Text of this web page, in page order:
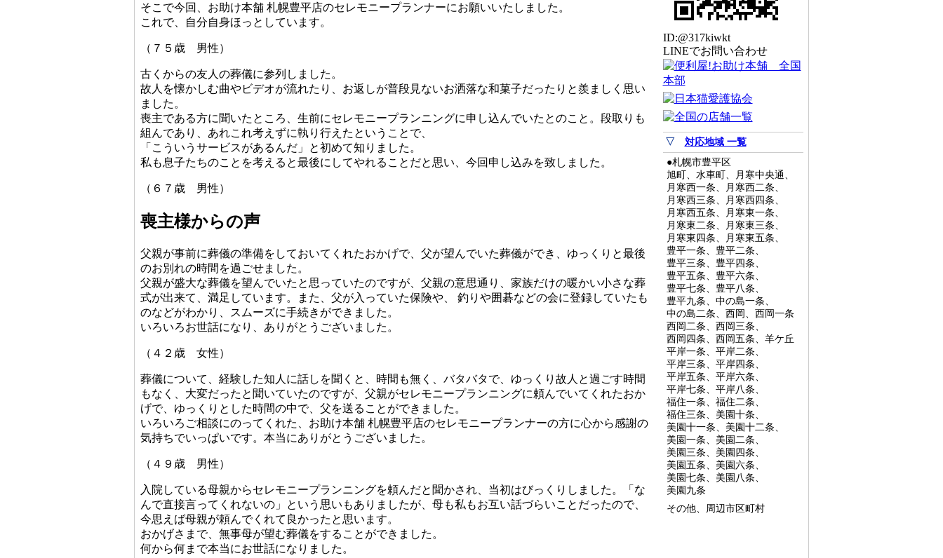
そこで今回、お助け本舗 札幌豊平店のセレモニープランナーにお願いいたしました。
これで、自分自身ほっとしています。
（７５歳 男性）
古くからの友人の葬儀に参列しました。
故人を懐かしむ曲やビデオが流れたり、お返しが普段見ないお洒落な和菓子だったりと羨ましく思い
ました。
喪主である方に聞いたところ、生前にセレモニープランニングに申し込んでいたとのこと。段取りも
組んであり、あれこれ考えずに執り行えたということで、
「こういうサービスがあるんだ」と初めて知りました。
私も息子たちのことを考えると最後にしてやれることだと思い、今回申し込みを致しました。
（６７歳 男性）
喪主様からの声
父親が事前に葬儀の準備をしておいてくれたおかげで、父が望んでいた葬儀ができ、ゆっくりと最後
のお別れの時間を過ごせました。
父親が盛大な葬儀を望んでいたと思っていたのですが、父親の意思通り、家族だけの暖かい小さな葬
式が出来て、満足しています。また、父が入っていた保険や、 釣りや囲碁などの会に登録していたも
のなどがわかり、スムーズに手続きができました。
いろいろお世話になり、ありがとうございました。
（４２歳 女性）
葬儀について、経験した知人に話しを聞くと、時間も無く、バタバタで、ゆっくり故人と過ごす時間
もなく、大変だったと聞いていたのですが、父親がセレモニープランニングに頼んでいてくれたおか
げで、ゆっくりとした時間の中で、父を送ることができました。
いろいろご相談にのってくれた、お助け本舗 札幌豊平店のセレモニープランナーの方に心から感謝の
気持ちでいっぱいです。本当にありがとうございました。
（４９歳 男性）
入院している母親からセレモニープランニングを頼んだと聞かされ、当初はびっくりしました。「な
んで直接言ってくれないの」という思いもありましたが、母も私もお互い話づらいことだったので、
今思えば母親が頼んでくれて良かったと思います。
おかげさまで、無事母が望む葬儀をすることができました。
何から何まで本当にお世話になりました。
ID:@317kiwkt
LINEでお問い合わせ
▽ 対応地域 一覧
●札幌市豊平区
旭町、水車町、月寒中央通、
月寒西一条、月寒西二条、
月寒西三条、月寒西四条、
月寒西五条、月寒東一条、
月寒東二条、月寒東三条、
月寒東四条、月寒東五条、
豊平一条、豊平二条、
豊平三条、豊平四条、
豊平五条、豊平六条、
豊平七条、豊平八条、
豊平九条、中の島一条、
中の島二条、西岡、西岡一条
西岡二条、西岡三条、
西岡四条、西岡五条、羊ケ丘
平岸一条、平岸二条、
平岸三条、平岸四条、
平岸五条、平岸六条、
平岸七条、平岸八条、
福住一条、福住二条、
福住三条、美園十条、
美園十一条、美園十二条、
美園一条、美園二条、
美園三条、美園四条、
美園五条、美園六条、
美園七条、美園八条、
美園九条
その他、周辺市区町村